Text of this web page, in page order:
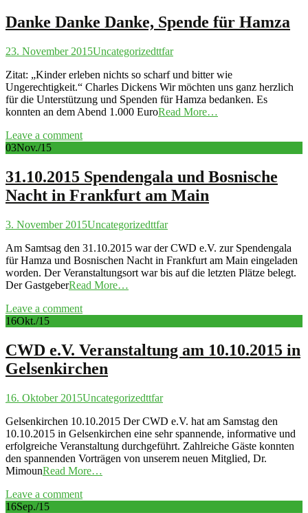
Danke Danke Danke, Spende für Hamza
23. November 2015Uncategorizedttfar
Zitat: „Kinder erleben nichts so scharf und bitter wie
Ungerechtigkeit.“ Charles Dickens Wir möchten uns ganz herzlich
für die Unterstützung und Spenden für Hamza bedanken. Es
konnten an dem Abend 1.000 EuroRead More…
Leave a comment
03Nov./15
31.10.2015 Spendengala und Bosnische
Nacht in Frankfurt am Main
3. November 2015Uncategorizedttfar
Am Samtsag den 31.10.2015 war der CWD e.V. zur Spendengala
für Hamza und Bosnischen Nacht in Frankfurt am Main eingeladen
worden. Der Veranstaltungsort war bis auf die letzten Plätze belegt.
Der GastgeberRead More…
Leave a comment
16Okt./15
CWD e.V. Veranstaltung am 10.10.2015 in
Gelsenkirchen
16. Oktober 2015Uncategorizedttfar
Gelsenkirchen 10.10.2015 Der CWD e.V. hat am Samstag den
10.10.2015 in Gelsenkirchen eine sehr spannende, informative und
erfolgreiche Veranstaltung durchgeführt. Zahlreiche Gäste konnten
den spannenden Vorträgen von unserem neuen Mitglied, Dr.
MimounRead More…
Leave a comment
16Sep./15